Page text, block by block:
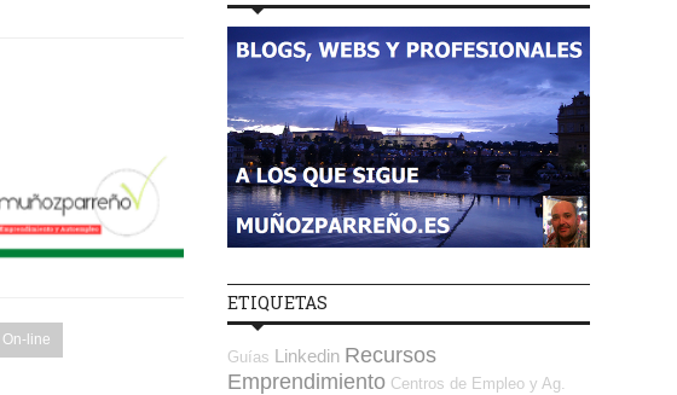
line
ETIQUETAS
Guías Linkedin Recursos
Emprendimiento Centros de Empleo y Ag.